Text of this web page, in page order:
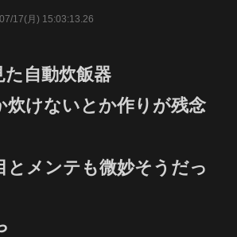
17(月) 15:03:13.26
自動炊飯器
炊けないとか作りが残念
とメンテも微妙そうだっ